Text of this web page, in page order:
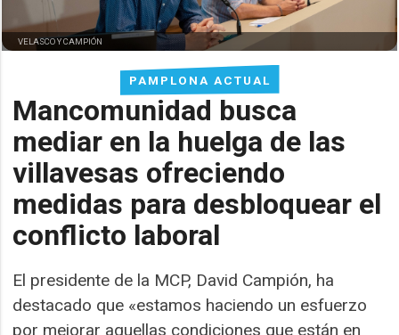
PAMPLONA ACTUAL
Mancomunidad busca
mediar en la huelga de las
villavesas ofreciendo
medidas para desbloquear el
conflicto laboral
El presidente de la MCP, David Campión, ha
destacado que «estamos haciendo un esfuerzo
por mejorar aquellas condiciones que están en
VELASCO Y CAMPIÓN